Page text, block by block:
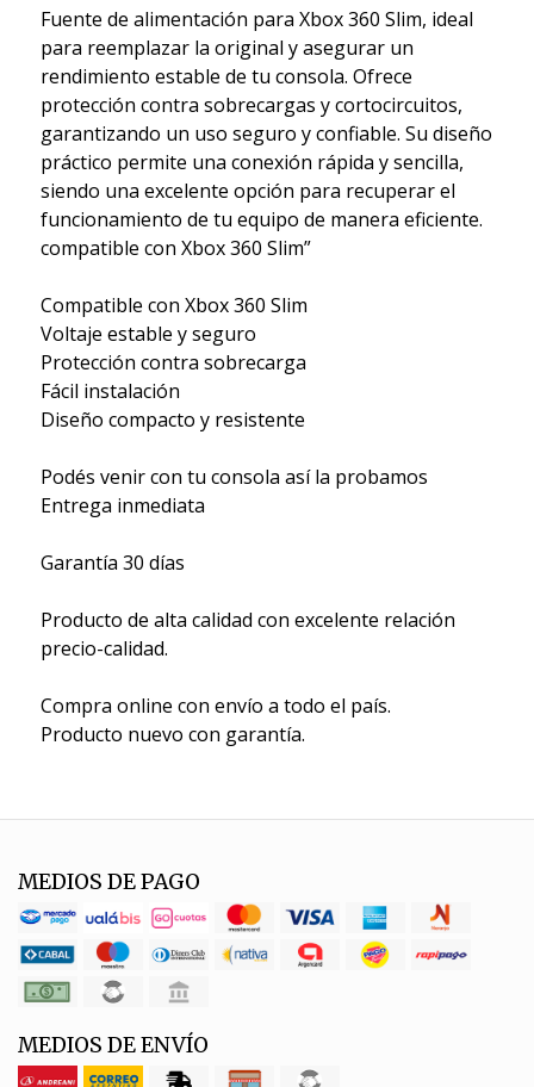
Fuente de alimentación para Xbox 360 Slim, ideal
para reemplazar la original y asegurar un
rendimiento estable de tu consola. Ofrece
protección contra sobrecargas y cortocircuitos,
garantizando un uso seguro y confiable. Su diseño
práctico permite una conexión rápida y sencilla,
siendo una excelente opción para recuperar el
funcionamiento de tu equipo de manera eficiente.
compatible con Xbox 360 Slim”
Compatible con Xbox 360 Slim
Voltaje estable y seguro
Protección contra sobrecarga
Fácil instalación
Diseño compacto y resistente
Podés venir con tu consola así la probamos
Entrega inmediata
Garantía 30 días
Producto de alta calidad con excelente relación
precio-calidad.
Compra online con envío a todo el país.
Producto nuevo con garantía.
MEDIOS DE PAGO
MEDIOS DE ENVÍO